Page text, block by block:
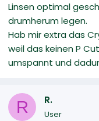
Linsen optimal
drumherum legen.
Hab mir extra das
weil das keinen P
umspannt und
R R.
User